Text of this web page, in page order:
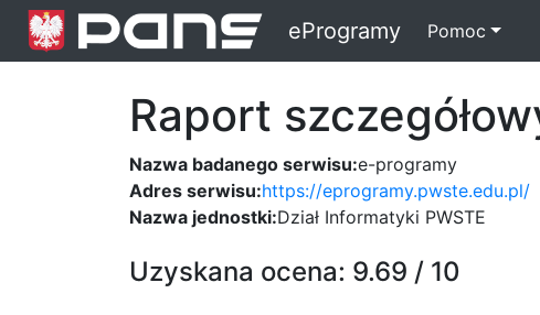
Przejście do strony PWSTE w
eProgramy Pomoc
Raport
Nazwa badanego serwisu:e-programy
Adres serwisu:https://eprogramy.pwste.edu.pl/
Nazwa jednostki:Dział Informatyki PWSTE
Uzyskana ocena: 9.69 / 10